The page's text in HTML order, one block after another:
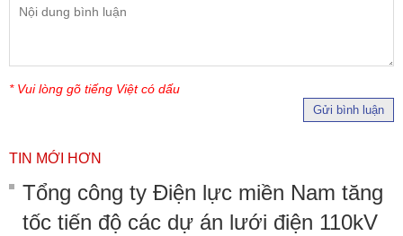
* Vui lòng gõ tiếng Việt có dấu
Gửi bình luận
TIN MỚI HƠN
Tổng công ty Điện lực miền Nam tăng
tốc tiến độ các dự án lưới điện 110kV